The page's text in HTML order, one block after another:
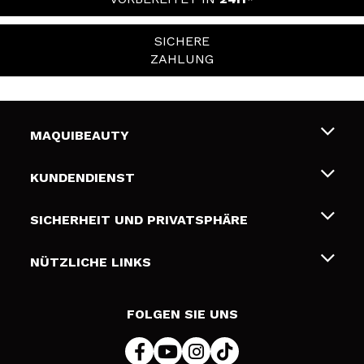
SICHERE
ZAHLUNG
MAQUIBEAUTY
Über uns
Geschenkkarten
KUNDENDIENST
Liefer- und Versandkosten
Zahlung
SICHERHEIT UND PRIVATSPHÄRE
Bedingungen und Datenschutz
NÜTZLICHE LINKS
FOLGEN SIE UNS